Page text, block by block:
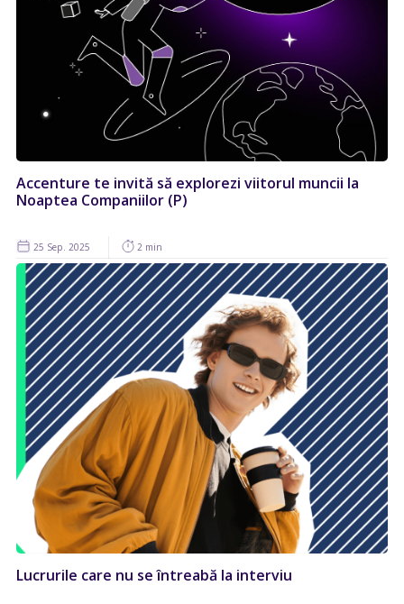
Accenture te invită să explorezi viitorul muncii la
Noaptea Companiilor (P)
25 Sep. 2025 2 min
Lucrurile care nu se întreabă la interviu